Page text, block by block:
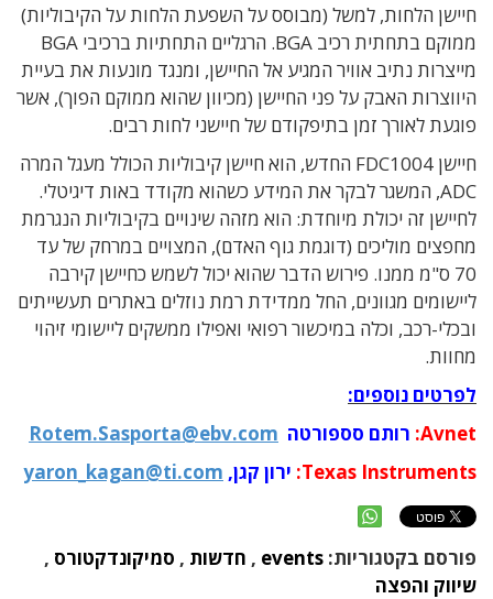
חיישן הלחות, למשל (מבוסס על השפעת הלחות על הקיבוליות)
ממוקם בתחתית רכיב BGA. הרגליים התחתיות ברכיבי BGA
מייצרות נתיב אוויר המגיע אל החיישן, ומנגד מונעות את בעיית
היווצרות האבק על פני החיישן (מכיוון שהוא ממוקם הפוך), אשר
פוגעת לאורך זמן בתיפקודם של חיישני לחות רבים.
חיישן FDC1004 החדש, הוא חיישן קיבוליות הכולל מעגל המרה
ADC, המשגר לבקר את המידע כשהוא מקודד באות דיגיטלי.
לחיישן זה יכולת מיוחדת: הוא מזהה שינויים בקיבוליות הנגרמת
מחפצים מוליכים (דוגמת גוף האדם), המצויים במרחק של עד
70 ס"מ ממנו. פירוש הדבר שהוא יכול לשמש כחיישן קירבה
ליישומים מגוונים, החל ממדידת רמת נוזלים באתרים תעשייתים
ובכלי-רכב, וכלה במיכשור רפואי ואפילו ממשקים ליישומי זיהוי
מחוות.
לפרטים נוספים:
Avnet: רותם סספורטה Rotem.Sasporta@ebv.com
Texas Instruments: ירון קגן, yaron_kagan@ti.com
פורסם בקטגוריות: events
, חדשות , סמיקונדקטורס ,
שיווק והפצה